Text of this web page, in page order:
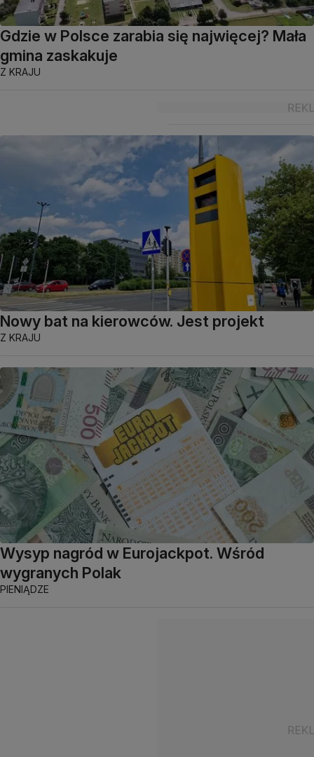
Gdzie w Polsce zarabia się najwięcej? Mała
gmina zaskakuje
Z KRAJU
Nowy bat na kierowców. Jest projekt
Z KRAJU
Wysyp nagród w Eurojackpot. Wśród
wygranych Polak
PIENIĄDZE